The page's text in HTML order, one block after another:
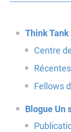
Think Tank
Centre
Fellows
Blogue Un